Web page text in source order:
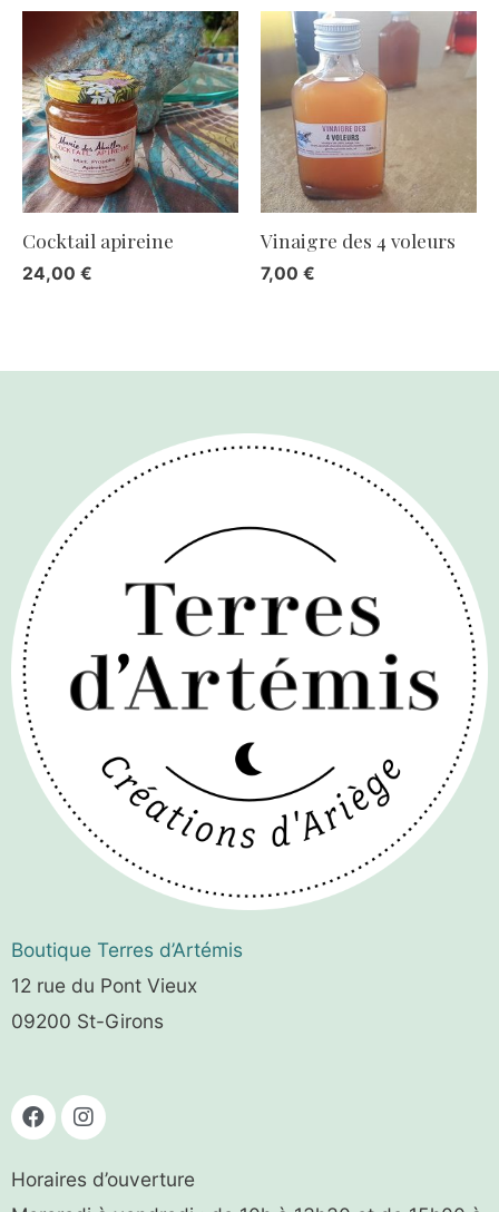
Cocktail apireine
24,00 €
Vinaigre des 4 voleurs
7,00 €
Boutique Terres d’Artémis
12 rue du Pont Vieux
09200 St-Girons
Horaires d’ouverture